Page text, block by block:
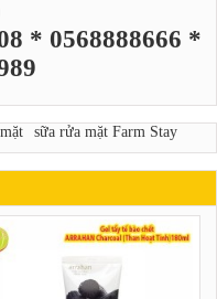
* 0568888666 *
sữa rửa mặt Farm Stay